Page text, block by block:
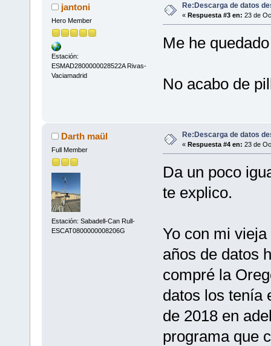
jantoni
Hero Member
Estación:
ESMAD2800000028522A Rivas-
Vaciamadrid
Re:Descarga de datos
« Respuesta #3 en: 23 de
Me he
No acabo de
Darth maül
Full Member
Estación: Sabadell-Can Rull-
ESCAT0800000008206G
Re:Descarga de datos
« Respuesta #4 en: 23 de
Da un poco
te explico.
Yo con mi
años de datos
compré la
datos los tenía
de 2018 en
programa que